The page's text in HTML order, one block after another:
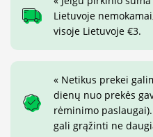
Lietuvoje
visoje Lietuvoje €3.
« Netikus prekei
dienų nuo prekės
rėminimo
gali grąžinti ne